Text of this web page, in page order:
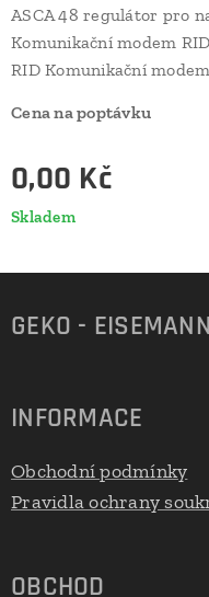
ASCA 48 regulátor pro
Komunikační modem
RID Komunikační
Cena na poptávku
0,00 Kč
Skladem
GEKO - EISEMANN
INFORMACE
Obchodní podmínky
Pravidla ochrany
OBCHOD